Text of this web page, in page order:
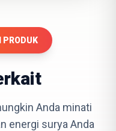
PRODUK
Anda minati
energi surya Anda